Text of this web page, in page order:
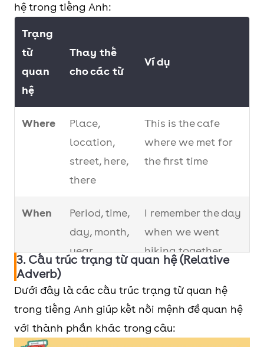
hệ trong tiếng Anh:
Trạng
từ
quan
hệ
Thay thế
cho các từ
Ví dụ
Where
Place,
location,
street, here,
there
This is the cafe
where we met for
the first time
When
Period, time,
day, month,
year
I remember the day
when we went
hiking together.
Why Reason
She explained the
reason why she
was late.
3. Cấu trúc trạng từ quan hệ (Relative
Adverb)
Dưới đây là các cấu trúc trạng từ quan hệ
trong tiếng Anh giúp kết nối mệnh đề quan hệ
với thành phần khác trong câu: